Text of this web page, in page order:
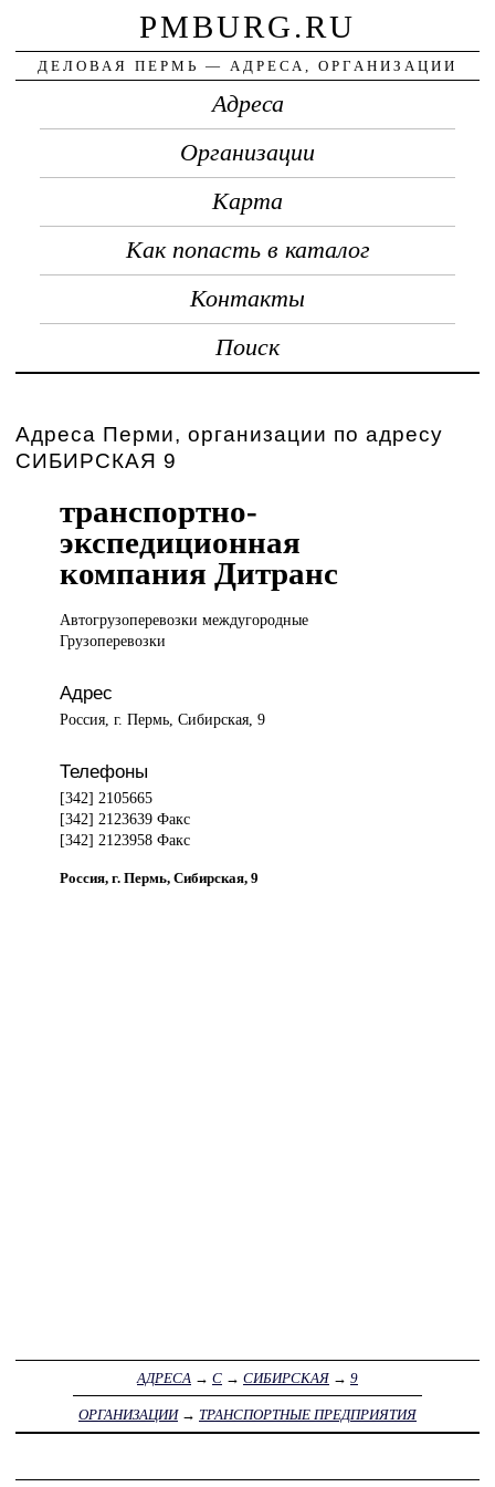
PMBURG.RU
ДЕЛОВАЯ ПЕРМЬ — АДРЕСА, ОРГАНИЗАЦИИ
Адреса
Организации
Карта
Как попасть в каталог
Контакты
Поиск
Адреса Перми, организации по адресу
СИБИРСКАЯ 9
транспортно-
экспедиционная
компания Дитранс
Автогрузоперевозки междугородные
Грузоперевозки
Адрес
Россия, г. Пермь, Сибирская, 9
Телефоны
[342] 2105665
[342] 2123639 Факс
[342] 2123958 Факс
Россия, г. Пермь, Сибирская, 9
АДРЕСА → С → СИБИРСКАЯ → 9
ОРГАНИЗАЦИИ→ ТРАНСПОРТНЫЕ ПРЕДПРИЯТИЯ